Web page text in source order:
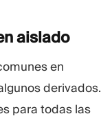
aislado
en
derivados.
para todas las